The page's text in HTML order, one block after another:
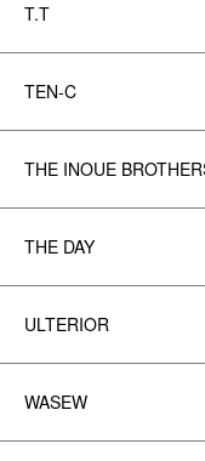
T.T
TEN-C
THE INOUE
THE DAY
ULTERIOR
WASEW